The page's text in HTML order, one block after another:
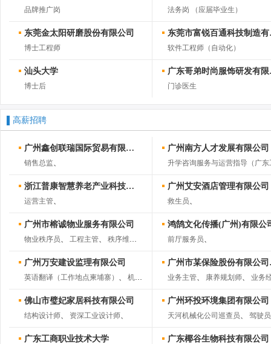
品牌推广岗 法务岗 （应届毕业生）
东莞金太阳研磨股份有限公司
博士工程师
东
软件工程师（自动化）
汕头大学
博士后
广
门诊医生
高薪招聘
广州鑫创联瑞国际贸易有限公司
销售总监、
广州南方人才发展有限公司
浙江普康智慧养老产业科技有限公司
运营主管、
广州艾安酒店管理有限公司
救生员、
广州市榕诚物业服务有限公司
物业秩序员、 工程主管、 秩序维护领班 客户服务主管、
鸿鹄文化传播(广州)有限公
前厅服务员、
广州万安建设监理有限公司
英语翻译（工作地点柬埔寨） 、 机电专监 机电工程师 、光伏电站运营、
广
业务主管、 康养规划师、 业务经
佛山市璧妃家居科技有限公司
结构设计师、 资深工业设计师、
广州环投环境集团有限公司
天河机械化公司巡查员、 驾驶员(油脂公
广东工商职业技术大学 广东椰谷生物科技有限公司